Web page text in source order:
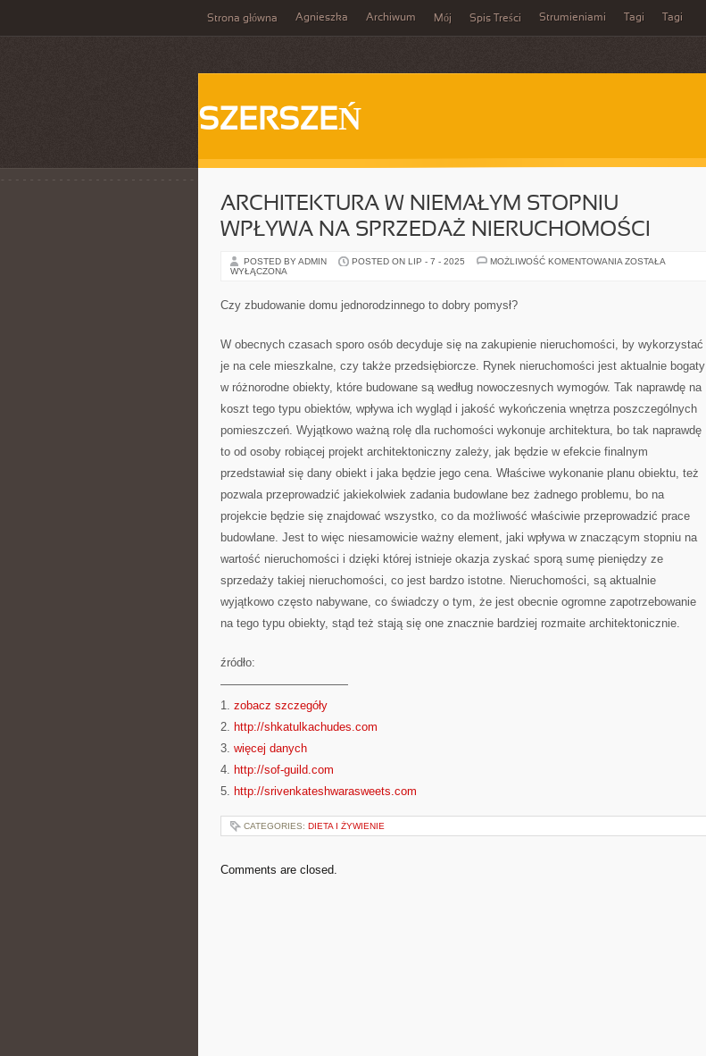
Strona główna Agnieszka Archiwum Mój Spis Treści Strumieniami Tagi Tagi
SZERSZEŃ
ARCHITEKTURA W NIEMAŁYM STOPNIU
WPŁYWA NA SPRZEDAŻ NIERUCHOMOŚCI
POSTED BY ADMIN POSTED ON LIP - 7 - 2025 MOŻLIWOŚĆ KOMENTOWANIA ARCHITEKTURA
ZOSTAŁA
WYŁĄCZONA
Czy zbudowanie domu jednorodzinnego to dobry pomysł?
W obecnych czasach sporo osób decyduje się na zakupienie nieruchomości, by wykorzystać
je na cele mieszkalne, czy także przedsiębiorcze. Rynek nieruchomości jest aktualnie bogaty
w różnorodne obiekty, które budowane są według nowoczesnych wymogów. Tak naprawdę na
koszt tego typu obiektów, wpływa ich wygląd i jakość wykończenia wnętrza poszczególnych
pomieszczeń. Wyjątkowo ważną rolę dla ruchomości wykonuje architektura, bo tak naprawdę
to od osoby robiącej projekt architektoniczny zależy, jak będzie w efekcie finalnym
przedstawiał się dany obiekt i jaka będzie jego cena. Właściwe wykonanie planu obiektu, też
pozwala przeprowadzić jakiekolwiek zadania budowlane bez żadnego problemu, bo na
projekcie będzie się znajdować wszystko, co da możliwość właściwie przeprowadzić prace
budowlane. Jest to więc niesamowicie ważny element, jaki wpływa w znaczącym stopniu na
wartość nieruchomości i dzięki której istnieje okazja zyskać sporą sumę pieniędzy ze
sprzedaży takiej nieruchomości, co jest bardzo istotne. Nieruchomości, są aktualnie
wyjątkowo często nabywane, co świadczy o tym, że jest obecnie ogromne zapotrzebowanie
na tego typu obiekty, stąd też stają się one znacznie bardziej rozmaite architektonicznie.
źródło:
———————————
1. zobacz szczegóły
2. http://shkatulkachudes.com
3. więcej danych
4. http://sof-guild.com
5. http://srivenkateshwarasweets.com
CATEGORIES: DIETA I ŻYWIENIE
Comments are closed.